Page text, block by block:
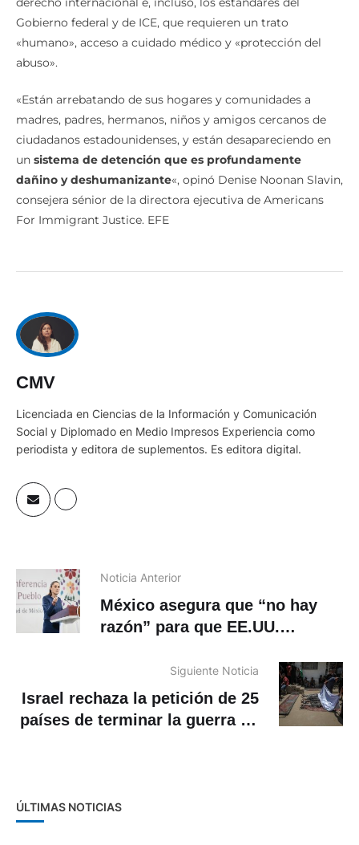
Gobierno federal y de ICE, que requieren un trato
«humano», acceso a cuidado médico y «protección del
abuso».
«Están arrebatando de sus hogares y comunidades a
madres, padres, hermanos, niños y amigos cercanos de
ciudadanos estadounidenses, y están desapareciendo en
un sistema de detención que es profundamente
dañino y deshumanizante«, opinó Denise Noonan Slavin,
consejera sénior de la directora ejecutiva de Americans
For Immigrant Justice. EFE
CMV
Licenciada en Ciencias de la Información y Comunicación
Social y Diplomado en Medio Impresos Experiencia como
periodista y editora de suplementos. Es editora digital.
Noticia Anterior
México asegura que “no hay
razón” para que EE.UU.
aerolíneasSiguiente Noticia
Israel rechaza la petición de 25
países de terminar la guerra en
ÚLTIMAS NOTICIAS